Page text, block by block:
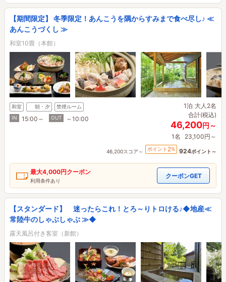
【期間限定】 冬季限定！あんこうを隅からすみまで食べ尽し♪ ≪
あんこうづくし ≫
和室10畳（本館）
和室 朝・夕
禁煙ルーム
IN
15:00～ OUT ～10:00
1泊 大人2名
合計(税込)
46,200円～
1名 23,100円～
46,200スコア～ ポイント 2% 924ポイント～
最大4,000円クーポン
利用条件あり
クーポンGET
【スタンダード】 迷ったらこれ！とろ～りトロける♪◆地産≪
常陸牛のしゃぶしゃぶ ≫◆
露天風呂付き客室（新館）